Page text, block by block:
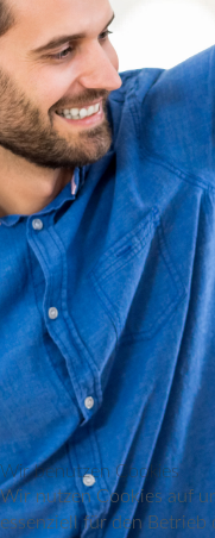
Wir benutzen Cookies
Wir nutzen Cookies auf
essenziell für den Betrieb